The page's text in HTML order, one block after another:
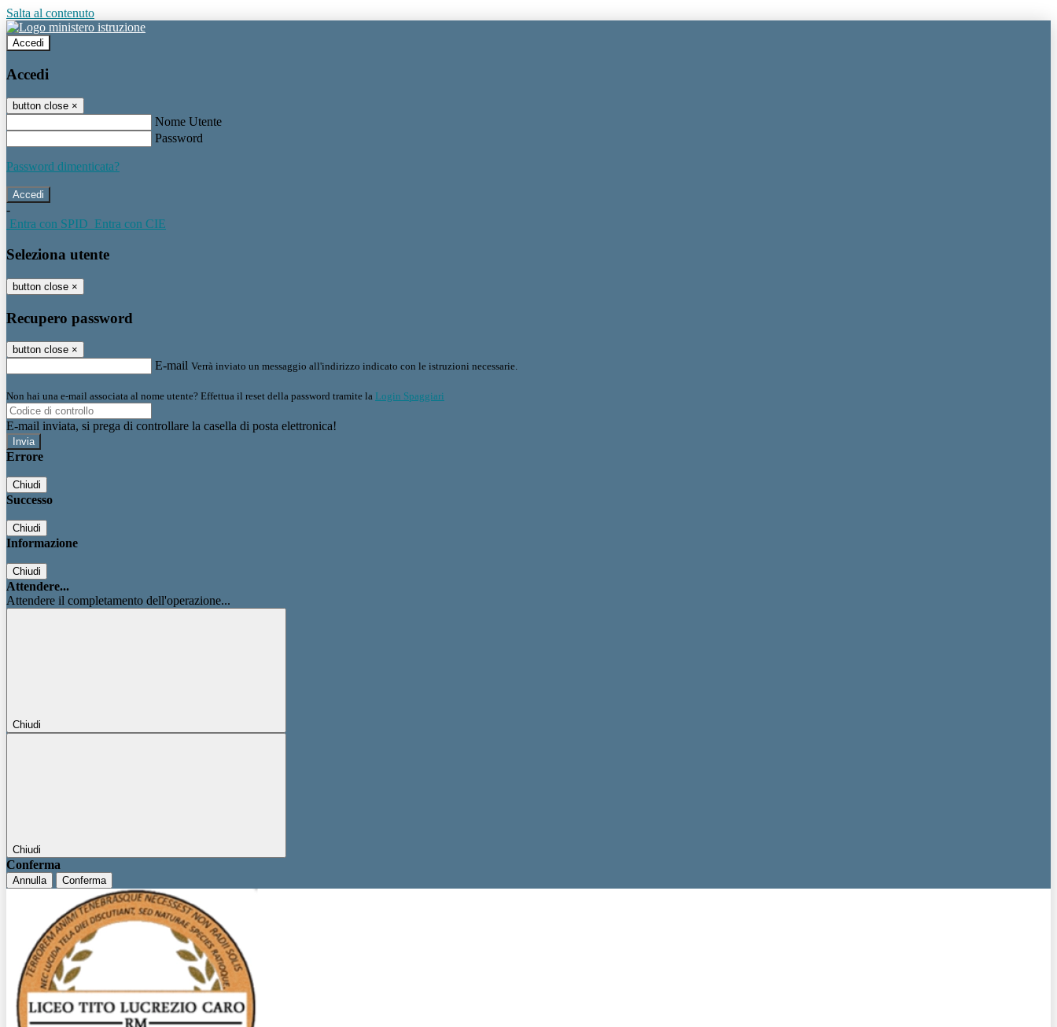
Salta al contenuto
Accedi
Accedi
button close ×
Nome Utente
Password
Password dimenticata?
-
Entra con SPID Entra con CIE
Seleziona utente
button close ×
Recupero password
button close ×
E-mail Verrà inviato un messaggio all'indirizzo indicato con le istruzioni necessarie.
Non hai una e-mail associata al nome utente? Effettua il reset della password tramite la Login Spaggiari
E-mail inviata, si prega di controllare la casella di posta elettronica!
Errore
Chiudi
Successo
Chiudi
Informazione
Chiudi
Attendere...
Attendere il completamento dell'operazione...
Chiudi
Chiudi
Conferma
Annulla Conferma